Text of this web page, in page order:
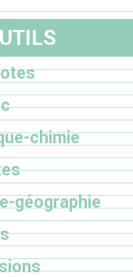
chimie
géographie